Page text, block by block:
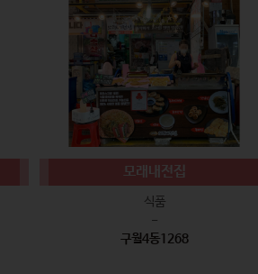
모래내전집
식품
-
구월4동1268